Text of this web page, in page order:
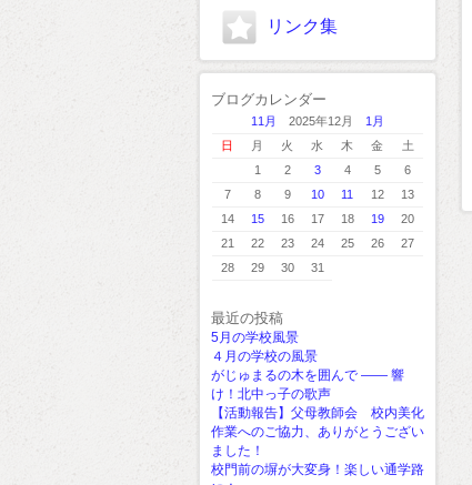
リンク集
ブログカレンダー
11月 2025年12月 1月
日
月 火 水 木 金
土
1
2 3 4 5
6
7
8 9 10 11 12
13
14
15 16 17 18 19
20
21
22 23 24 25 26
27
28
29 30 31
最近の投稿
5月の学校風景
４月の学校の風景
がじゅまるの木を囲んで ―― 響
け！北中っ子の歌声
【活動報告】父母教師会 校内美化
作業へのご協力、ありがとうござい
ました！
校門前の塀が大変身！楽しい通学路